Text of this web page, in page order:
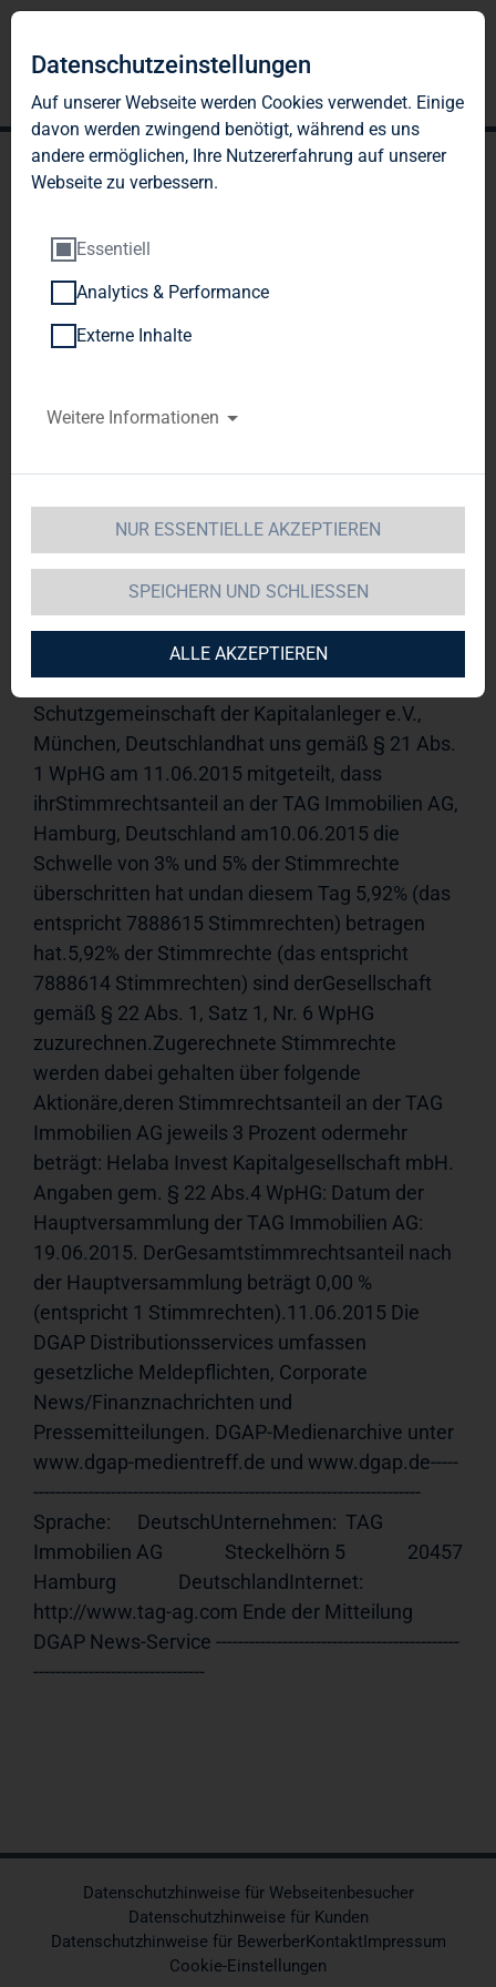
TAG Immobilien AG:
Veröffentlichung gemäß §
26 Abs. 1 WpHG mit dem
Verbreitung
TAG Immobilien AG 11.06.2015
15:34Veröffentlichung einer
Stimmrechtsmitteilung, übermittelt durch DGAP -
Mitteilung ist der Emittent verantwortlich.------------
---------------------------------------------------------------Die SdK
Schutzgemeinschaft der Kapitalanleger e.V.,
München, Deutschlandhat uns gemäß § 21 Abs.
1 WpHG am 11.06.2015 mitgeteilt, dass
ihrStimmrechtsanteil an der TAG Immobilien AG,
Hamburg, Deutschland am10.06.2015 die
Schwelle von 3% und 5% der Stimmrechte
überschritten hat undan diesem Tag 5,92% (das
entspricht 7888615 Stimmrechten) betragen
hat.5,92% der Stimmrechte (das entspricht
7888614 Stimmrechten) sind derGesellschaft
gemäß § 22 Abs. 1, Satz 1, Nr. 6 WpHG
zuzurechnen.Zugerechnete Stimmrechte
werden dabei gehalten über folgende
Aktionäre,deren Stimmrechtsanteil an der TAG
Immobilien AG jeweils 3 Prozent odermehr
beträgt: Helaba Invest Kapitalgesellschaft mbH.
Angaben gem. § 22 Abs.4 WpHG: Datum der
Hauptversammlung der TAG Immobilien AG:
19.06.2015. DerGesamtstimmrechtsanteil nach
der Hauptversammlung beträgt 0,00 %
(entspricht 1 Stimmrechten).11.06.2015 Die
DGAP Distributionsservices umfassen
gesetzliche Meldepflichten, Corporate
News/Finanznachrichten und
Pressemitteilungen. DGAP-Medienarchive unter
www.dgap-medientreff.de und www.dgap.de-----
----------------------------------------------------------------------
Sprache:      DeutschUnternehmen:  TAG
Immobilien AG              Steckelhörn 5              20457
Hamburg              DeutschlandInternet:
http://www.tag-ag.com Ende der Mitteilung
DGAP News-Service --------------------------------------------
-------------------------------
Datenschutzhinweise für Webseitenbesucher
Datenschutzhinweise für Kunden
Datenschutzhinweise für BewerberKontaktImpressum
Cookie-Einstellungen
Datenschutzeinstellungen
Auf unserer Webseite werden Cookies verwendet. Einige
davon werden zwingend benötigt, während es uns
andere ermöglichen, Ihre Nutzererfahrung auf unserer
Webseite zu verbessern.
Essentiell
Analytics & Performance
Externe Inhalte
Weitere Informationen
NUR ESSENTIELLE AKZEPTIEREN
SPEICHERN UND SCHLIESSEN
ALLE AKZEPTIEREN